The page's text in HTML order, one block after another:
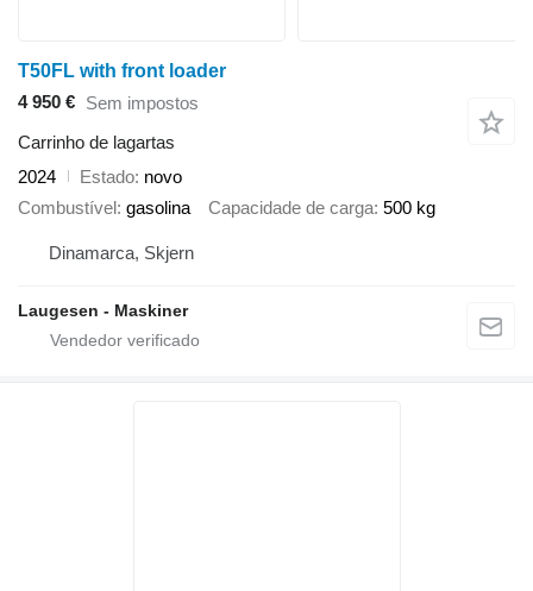
T50FL with front loader
4 950 € Sem impostos
Carrinho de lagartas
2024
Estado novo
Combustível gasolina Capacidade de carga 500 kg
Dinamarca, Skjern
Laugesen - Maskiner